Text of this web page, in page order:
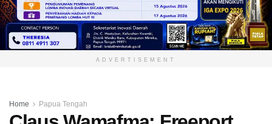
ADVERTISEMENT
Home Papua Tengah